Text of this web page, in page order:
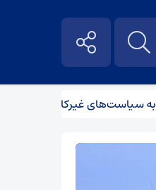
غیرکارشناسانه بر صنعت